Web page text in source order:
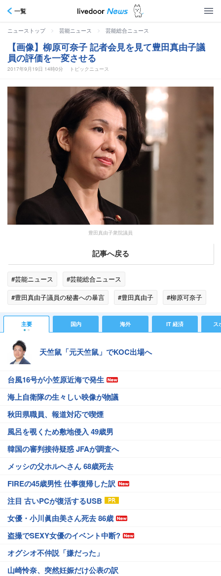
一覧
ニューストップ > 芸能ニュース > 芸能総合ニュース
【画像】柳原可奈子 記者会見を見て豊田真由子議
員の評価を一変させる
2017年9月19日 14時0分 トピックニュース
豊田真由子衆院議員
記事へ戻る
#芸能ニュース
#芸能総合ニュース
#豊田真由子議員の秘書への暴言
#豊田真由子
#柳原可奈子
#芸能人が物申す
#バイキングMORE
#エンタメ・芸能ニュース
#ゴシップ
主要 国内 海外 IT 経済 ス
天竺鼠「元天竺鼠」でKOC出場へ
台風16号が小笠原近海で発生
海上自衛隊の生々しい映像が物議
秋田県職員、報道対応で喫煙
風呂を覗くため敷地侵入 49歳男
韓国の審判接待疑惑 JFAが調査へ
メッシの父ホルヘさん 68歳死去
FIREの45歳男性 仕事復帰した訳
注目 古いPCが復活するUSB
女優・小川眞由美さん死去 86歳
盗撮でSEXY女優のイベント中断?
オグシオ不仲説「嫌だった」
山崎怜奈、突然妊娠だけ公表の訳